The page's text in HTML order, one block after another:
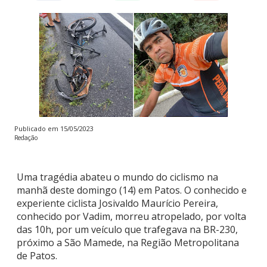
Publicado em 15/05/2023
Redação
Uma tragédia abateu o mundo do ciclismo na
manhã deste domingo (14) em Patos. O conhecido e
experiente ciclista Josivaldo Maurício Pereira,
conhecido por Vadim, morreu atropelado, por volta
das 10h, por um veículo que trafegava na BR-230,
próximo a São Mamede, na Região Metropolitana
de Patos.